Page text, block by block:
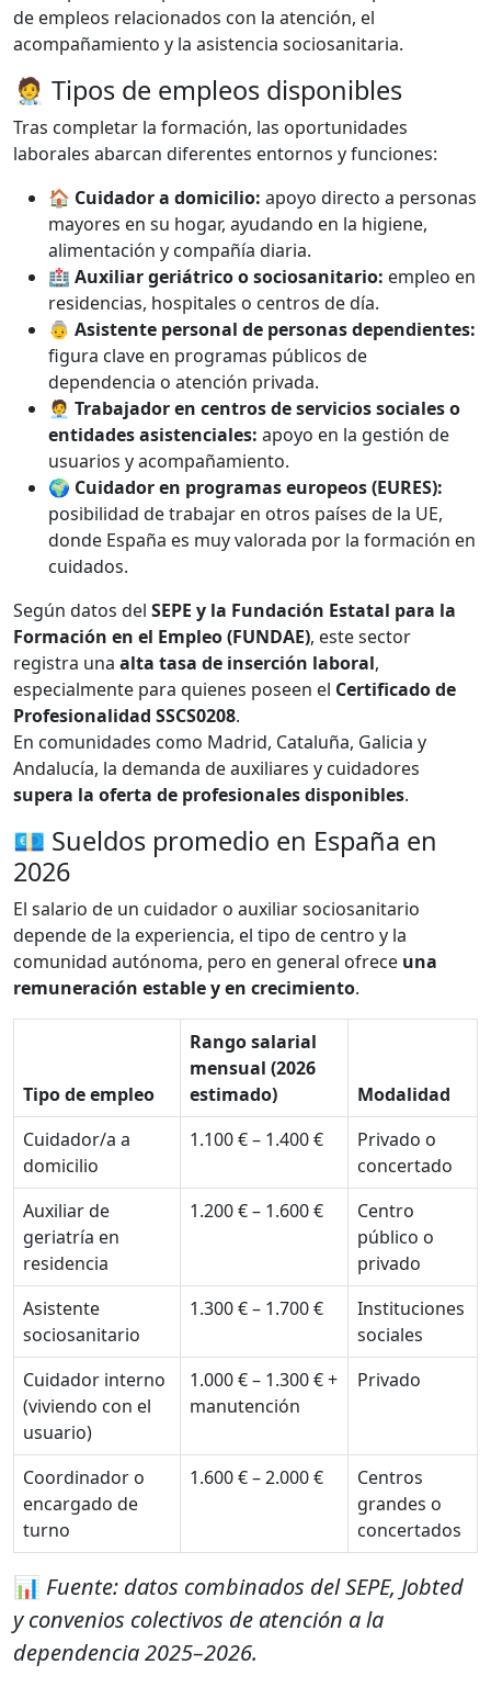
de empleos relacionados con la atención, el
acompañamiento y la asistencia sociosanitaria.
🧑‍⚕️ Tipos de empleos disponibles
Tras completar la formación, las oportunidades
laborales abarcan diferentes entornos y funciones:
🏠 Cuidador a domicilio: apoyo directo a personas
mayores en su hogar, ayudando en la higiene,
alimentación y compañía diaria.
🏥 Auxiliar geriátrico o sociosanitario: empleo en
residencias, hospitales o centros de día.
👵 Asistente personal de personas dependientes:
figura clave en programas públicos de
dependencia o atención privada.
🧑‍💼 Trabajador en centros de servicios sociales o
entidades asistenciales: apoyo en la gestión de
usuarios y acompañamiento.
🌍 Cuidador en programas europeos (EURES):
posibilidad de trabajar en otros países de la UE,
donde España es muy valorada por la formación en
cuidados.
Según datos del SEPE y la Fundación Estatal para la
Formación en el Empleo (FUNDAE), este sector
registra una alta tasa de inserción laboral,
especialmente para quienes poseen el Certificado de
Profesionalidad SSCS0208.
En comunidades como Madrid, Cataluña, Galicia y
Andalucía, la demanda de auxiliares y cuidadores
supera la oferta de profesionales disponibles.
💶 Sueldos promedio en España en
2026
El salario de un cuidador o auxiliar sociosanitario
depende de la experiencia, el tipo de centro y la
comunidad autónoma, pero en general ofrece una
remuneración estable y en crecimiento.
Tipo de empleo
Rango salarial
mensual (2026
estimado)
Modalidad
Cuidador/a a
domicilio
1.100 € – 1.400 €
Privado o
concertado
Auxiliar de
geriatría en
residencia
1.200 € – 1.600 €
Centro
público o
privado
Asistente
sociosanitario
1.300 € – 1.700 €
Instituciones
sociales
Cuidador interno
(viviendo con el
usuario)
1.000 € – 1.300 € +
manutención
Privado
Coordinador o
encargado de
turno
1.600 € – 2.000 €
Centros
grandes o
concertados
📊 Fuente: datos combinados del SEPE, Jobted
y convenios colectivos de atención a la
dependencia 2025–2026.